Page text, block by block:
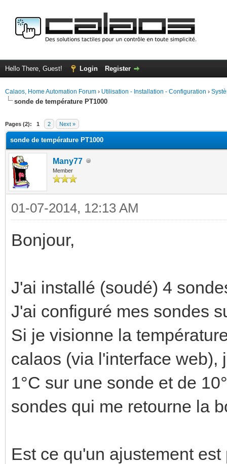
Hello There, Guest! Login Register
Calaos, Home Automation Forum › Utilisation - Installation - Configuration ›
sonde de température PT1000
Pages (2): 1 2 Next »
sonde de température PT1000
Many77
Member
01-07-2014, 12:13 AM
Bonjour,
J'ai installé (soudé) 4
J'ai configuré mes sondes
Si je visionne la
calaos (via l'interface web),
1°C sur une sonde et de
sondes qui me retourne la
Est ce qu'un ajustement